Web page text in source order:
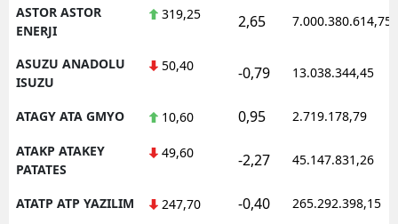
ASTOR ASTOR
ENERJI
319,25 2,65 7.000.380.614,75
ASUZU ANADOLU
ISUZU
50,40 -0,79 13.038.344,45
ATAGY ATA GMYO 10,60 0,95 2.719.178,79
ATAKP ATAKEY
PATATES
49,60 -2,27 45.147.831,26
ATATP ATP YAZILIM 247,70 -0,40 265.292.398,15